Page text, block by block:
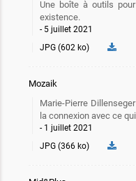
Une boîte à outils
existence.
5 juillet 2021
JPG (602 ko)
Mozaik
Marie-Pierre
la connexion avec ce
1 juillet 2021
JPG (366 ko)